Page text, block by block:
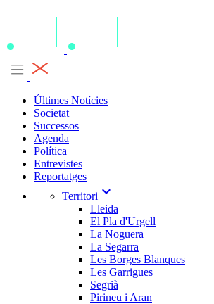
Últimes Notícies
Societat
Successos
Agenda
Política
Entrevistes
Reportatges
Territori expand_more
Lleida
El Pla d'Urgell
La Noguera
La Segarra
Les Borges Blanques
Les Garrigues
Segrià
Pirineu i Aran